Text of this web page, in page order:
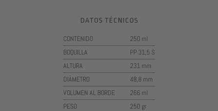
DATOS TÉCNICOS
CONTENIDO
250 ml
BOQUILLA
PP 31,5 S
ALTURA
231 mm
DIÁMETRO
48,8 mm
VOLUMEN AL BORDE
266 ml
PESO
250 gr